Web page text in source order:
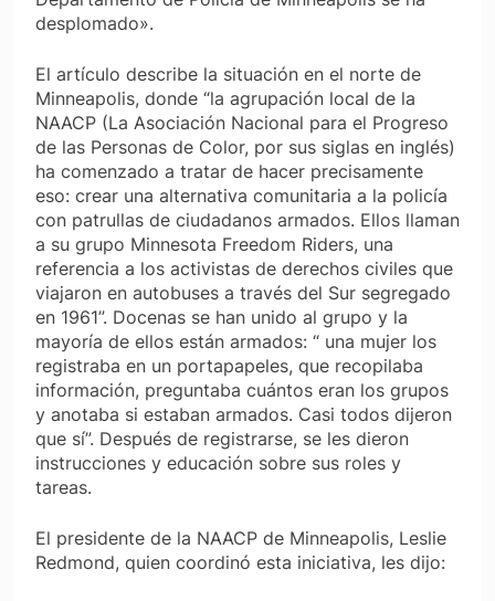
desplomado».
El artículo describe la situación en el norte de
Minneapolis, donde “la agrupación local de la
NAACP (La Asociación Nacional para el Progreso
de las Personas de Color, por sus siglas en inglés)
ha comenzado a tratar de hacer precisamente
eso: crear una alternativa comunitaria a la policía
con patrullas de ciudadanos armados. Ellos llaman
a su grupo Minnesota Freedom Riders, una
referencia a los activistas de derechos civiles que
viajaron en autobuses a través del Sur segregado
en 1961”. Docenas se han unido al grupo y la
mayoría de ellos están armados: “ una mujer los
registraba en un portapapeles, que recopilaba
información, preguntaba cuántos eran los grupos
y anotaba si estaban armados. Casi todos dijeron
que sí”. Después de registrarse, se les dieron
instrucciones y educación sobre sus roles y
tareas.
El presidente de la NAACP de Minneapolis, Leslie
Redmond, quien coordinó esta iniciativa, les dijo: